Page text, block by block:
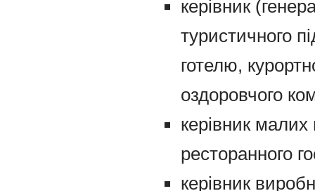
керівник
туристичного
готелю,
оздоровчого
керівник малих
ресторанного
керівник